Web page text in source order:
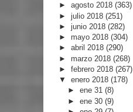
► agosto 2018 (363)
► julio 2018 (251)
► junio 2018 (282)
► mayo 2018 (304)
► abril 2018 (290)
► marzo 2018 (268)
► febrero 2018 (267)
▼ enero 2018 (178)
►ene 31(8)
►ene 30(9)